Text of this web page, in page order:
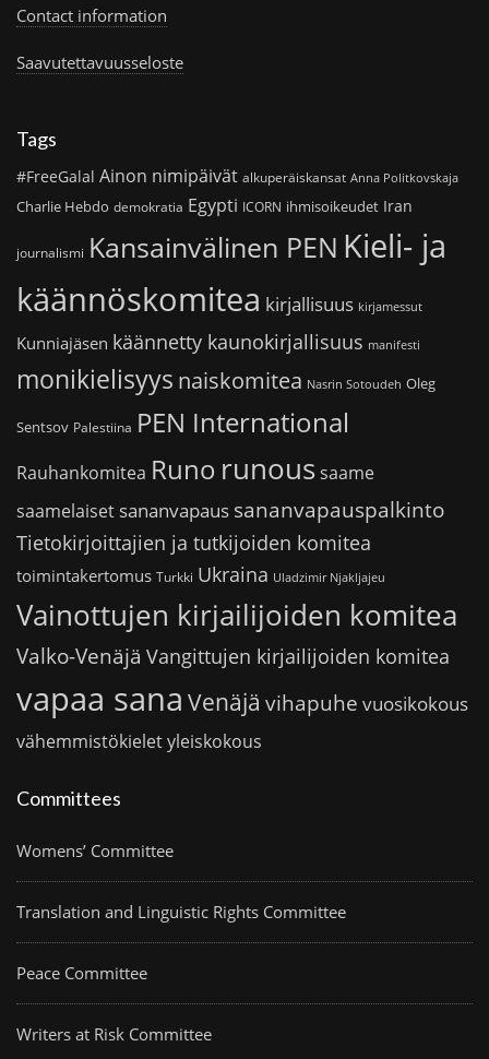
Contact information
Saavutettavuusseloste
Tags
#FreeGalal Ainon nimipäivät alkuperäiskansat Anna Politkovskaja
Charlie Hebdo demokratia Egypti ICORN ihmisoikeudet Iran
journalismi Kansainvälinen PEN Kieli- ja
käännöskomitea kirjallisuus kirjamessut
Kunniajäsen käännetty kaunokirjallisuus manifesti
monikielisyys naiskomitea Nasrin Sotoudeh Oleg
Sentsov Palestiina PEN International
Rauhankomitea Runo runoussaame
saamelaiset sananvapaus sananvapauspalkinto
Tietokirjoittajien ja tutkijoiden komitea
toimintakertomus Turkki Ukraina Uladzimir Njakljajeu
Vainottujen kirjailijoiden komitea
Valko-Venäjä Vangittujen kirjailijoiden komitea
vapaa sana Venäjä vihapuhe vuosikokous
vähemmistökieletyleiskokous
Committees
Womens’ Committee
Translation and Linguistic Rights Committee
Peace Committee
Writers at Risk Committee